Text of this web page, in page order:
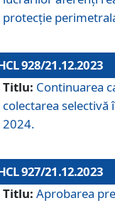
protecție
928/21.12.2023
Titlu: Continuarea
colectarea
2024.
927/21.12.2023
Titlu: Aprobarea